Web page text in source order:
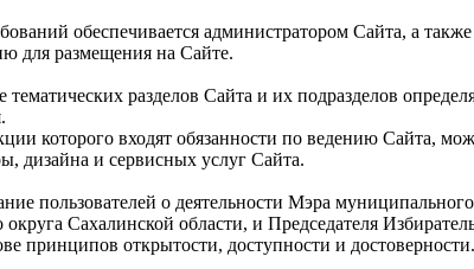
обеспечивается администратором Сайта, а
для размещения на Сайте.
тематических разделов Сайта и их подразделов
которого входят обязанности по ведению Сайта,
дизайна и сервисных услуг Сайта.
пользователей о деятельности Мэра
Сахалинской области, и Председателя
принципов открытости, доступности и достоверности.